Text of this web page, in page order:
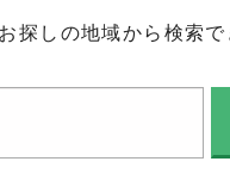
探しの地域から検索で